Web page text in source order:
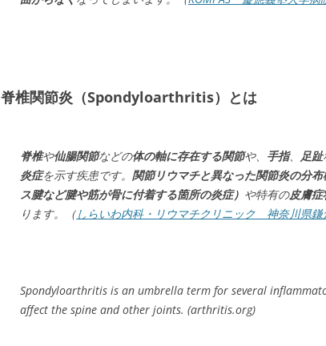
脊椎関節炎（Spondyloarthritis）とは
脊椎や仙腸関節などの体の軸に存在する関節や、 手指、 足趾
炎症を示す疾患です。 関節リウマチと異なった関節炎の分布
ス腱など腱や筋が骨に付着する箇所の炎症） や特有の皮膚症
ります。（しらいわ内科・リウマチクリニック 神奈川県鎌
Spondyloarthritis is an umbrella term for several
affect the spine and other joints. (arthritis.org)